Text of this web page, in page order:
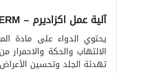
آلية عمل اكزاديرم – ECZADERM
يحتوي الدواء على مادة
الالتهاب والحكة
تهدئة الجلد وتحسين